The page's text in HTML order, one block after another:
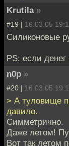
Krutila »
#19 | 16.03.05
Силиконовые
PS: если денег
n0p »
#20 | 16.03.05
> А туловище
давило.
Симметрично.
Даже летом!
Вот так летом